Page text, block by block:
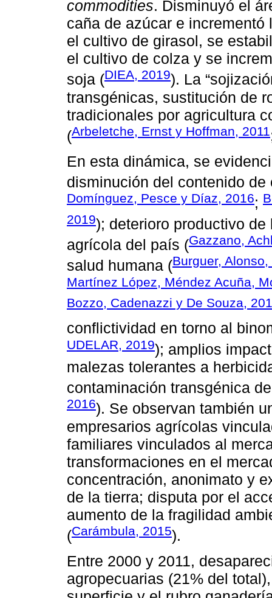
commodities. Disminuyó el
caña de azúcar e
el cultivo de girasol, se
el cultivo de colza y se
soja (DIEA, 2019). La
transgénicas, sustitución de
tradicionales por agricultura
(Arbeletche, Ernst y Hoffman, 2011
En esta dinámica, se
disminución del contenido de
Domínguez, Pesce y Díaz, 2016;
2019); deterioro productivo
agrícola del país (Gazzano,
salud humana (Burguer,
Martínez López, Méndez Acuña,
Bozzo, Cadenazzi y De Souza,
conflictividad en torno al
UDELAR, 2019); amplios
malezas tolerantes a
contaminación transgénica
2016). Se observan también
empresarios agrícolas
familiares vinculados al
transformaciones en el
concentración, anonimato y
de la tierra; disputa por el
aumento de la fragilidad
(Carámbula, 2015).
Entre 2000 y 2011,
agropecuarias (21% del